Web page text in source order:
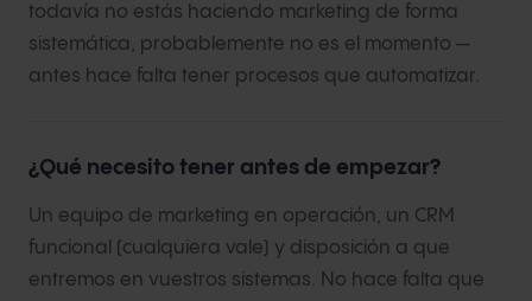
todavía no estás haciendo marketing de forma
sistemática, probablemente no es el momento —
antes hace falta tener procesos que automatizar.
¿Qué necesito tener antes de empezar?
Un equipo de marketing en operación, un CRM
funcional (cualquiera vale) y disposición a que
entremos en vuestros sistemas. No hace falta que